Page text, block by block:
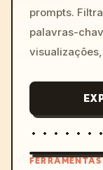
prompts.
palavras-